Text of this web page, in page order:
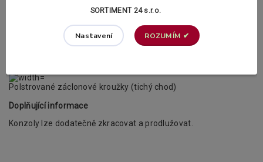
Záclonové kroužky s žabkami dle vašeho výběru:
Polstrované záclonové kroužky (tichý chod)
Doplňující informace
Konzoly lze dodatečně zkracovat a prodlužovat.
SORTIMENT 24 s.r.o.
Nastavení ROZUMÍM ✔